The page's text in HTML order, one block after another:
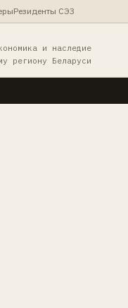
Резиденты СЭЗ
и наследие
региону Беларуси